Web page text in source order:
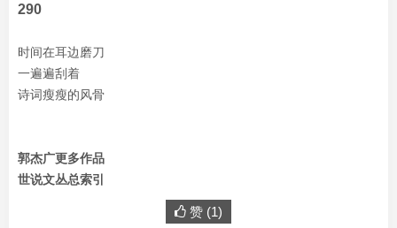
290
时间在耳边磨刀
一遍遍刮着
诗词瘦瘦的风骨
郭杰广更多作品
世说文丛总索引
赞 (1)